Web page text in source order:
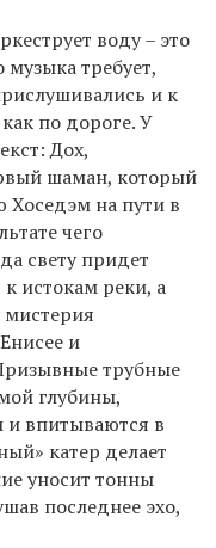
воду – это
требует,
и к
по дороге. У
Дох,
шаман, который
Хоседэм на пути в
чего
свету придет
истокам реки, а
мистерия
и
трубные
глубины,
и впитываются в
катер делает
уносит тонны
последнее эхо,